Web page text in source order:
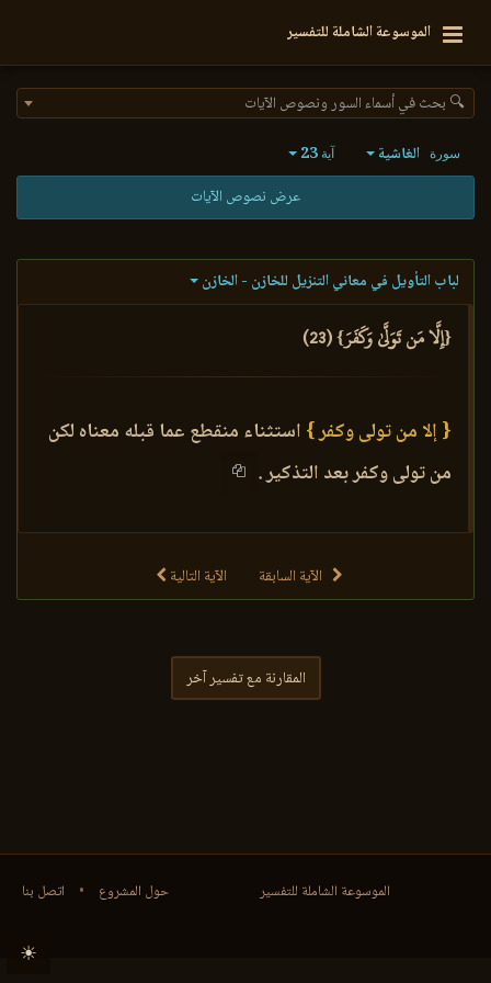
الموسوعة الشاملة للتفسير
🔍 بحث في أسماء السور ونصوص الآيات
سورة الغاشية آية 23
عرض نصوص الآيات
لباب التأويل في معاني التنزيل للخازن - الخازن
{إِلَّا مَن تَوَلَّىٰ وَكَفَرَ} (23)
{ إلا من تولى وكفر } استثناء منقطع عما قبله معناه لكن
من تولى وكفر بعد التذكير .
الآية السابقة الآية التالية
المقارنة مع تفسير آخر
حول المشروع • اتصل بنا الموسوعة الشاملة للتفسير
☀